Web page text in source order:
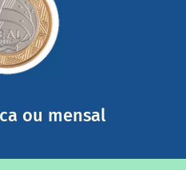
ou mensal
fizemos com a sua ajuda
pessoas.
mais